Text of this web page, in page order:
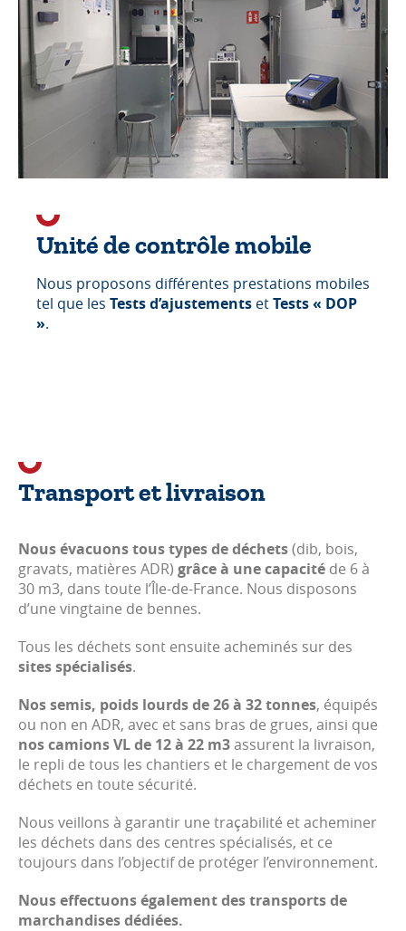
Unité de contrôle mobile
Nous proposons différentes prestations mobiles
tel que les Tests d’ajustements etTests « DOP
».
Transport et livraison
Nous évacuons tous types de déchets(dib, bois,
gravats, matières ADR) grâce à une capacité de 6 à
30 m3, dans toute l’Île-de-France. Nous disposons
d’une vingtaine de bennes.
Tous les déchets sont ensuite acheminés sur des
sites spécialisés.
Nos semis, poids lourds de 26 à 32 tonnes, équipés
ou non en ADR, avec et sans bras de grues, ainsi que
nos camions VL de 12 à 22 m3assurent la livraison,
le repli de tous les chantiers et le chargement de vos
déchets en toute sécurité.
Nous veillons à garantir une traçabilité et acheminer
les déchets dans des centres spécialisés, et ce
toujours dans l’objectif de protéger l’environnement.
Nous effectuons également des transports de
marchandises dédiées.